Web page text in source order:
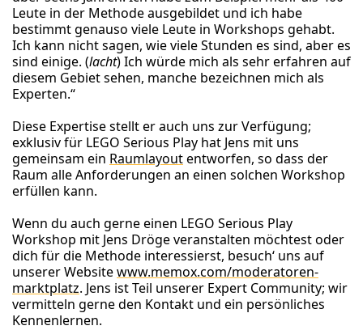
Leute in der Methode ausgebildet und ich habe
bestimmt genauso viele Leute in Workshops gehabt.
Ich kann nicht sagen, wie viele Stunden es sind, aber es
sind einige. (lacht) Ich würde mich als sehr erfahren auf
diesem Gebiet sehen, manche bezeichnen mich als
Experten.“
Diese Expertise stellt er auch uns zur Verfügung;
exklusiv für LEGO Serious Play hat Jens mit uns
gemeinsam ein Raumlayoutentworfen, so dass der
Raum alle Anforderungen an einen solchen Workshop
erfüllen kann.
Wenn du auch gerne einen LEGO Serious Play
Workshop mit Jens Dröge veranstalten möchtest oder
dich für die Methode interessierst, besuch‘ uns auf
unserer Websitewww.memox.com/moderatoren-
marktplatz. Jens ist Teil unserer Expert Community; wir
vermitteln gerne den Kontakt und ein persönliches
Kennenlernen.